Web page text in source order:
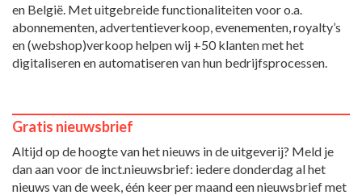
en België. Met uitgebreide functionaliteiten voor o.a.
abonnementen, advertentieverkoop, evenementen, royalty’s
en (webshop)verkoop helpen wij +50 klanten met het
digitaliseren en automatiseren van hun bedrijfsprocessen.
Gratis nieuwsbrief
Altijd op de hoogte van het nieuws in de uitgeverij? Meld je
dan aan voor de inct.nieuwsbrief: iedere donderdag al het
nieuws van de week, één keer per maand een nieuwsbrief met